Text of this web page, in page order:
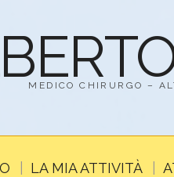
MEDICO CHIRURGO –
LA MIA ATTIVITÀ